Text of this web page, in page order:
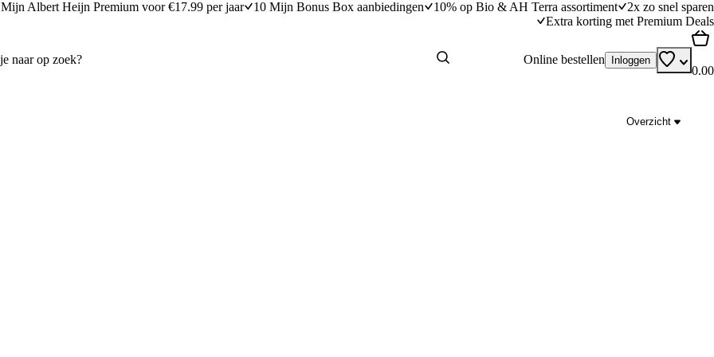
Mijn Albert Heijn Premium voor €17.99 per jaar 10 Mijn Bonus Box aanbiedingen 10% op Bio & AH Terra assortiment
2x zo snel sparen
Extra korting met Premium Deals
Online bestellen Inloggen
0.00
Overzicht